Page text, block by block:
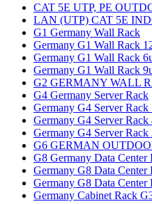
CAT 5E UTP, PE
LAN (UTP) CAT 5E
G1 Germany Wall Rack
Germany G1 Wall Rack
Germany G1 Wall Rack
Germany G1 Wall Rack
G2 GERMANY WALL
G4 Germany Server Rack
Germany G4 Server Rack
Germany G4 Server Rack
Germany G4 Server Rack
G6 GERMAN
G8 Germany Data Center
Germany G8 Data Center
Germany G8 Data Center
Germany Cabinet Rack